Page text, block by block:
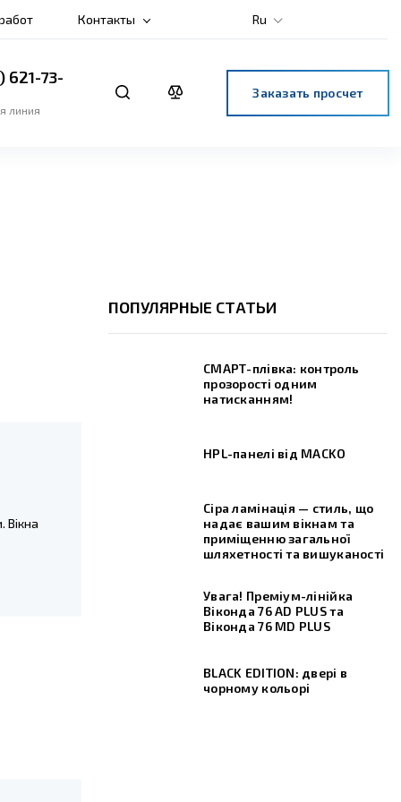
Контакты Ru
621-73-
линия
Заказать просчет
Вікна
ПОПУЛЯРНЫЕ СТАТЬИ
СМАРТ-плівка: контроль
прозорості одним
натисканням!
HPL-панелі від MACKO
Сіра ламінація — стиль, що
надає вашим вікнам та
приміщенню загальної
шляхетності та вишуканості
Увага! Преміум-лінійка
Віконда 76 AD PLUS та
Віконда 76 МD PLUS
BLACK EDITION: двері в
чорному кольорі